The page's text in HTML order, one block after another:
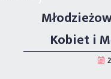
Kobiet i